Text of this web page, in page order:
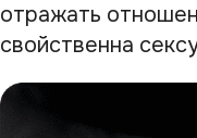
отражать
свойственна